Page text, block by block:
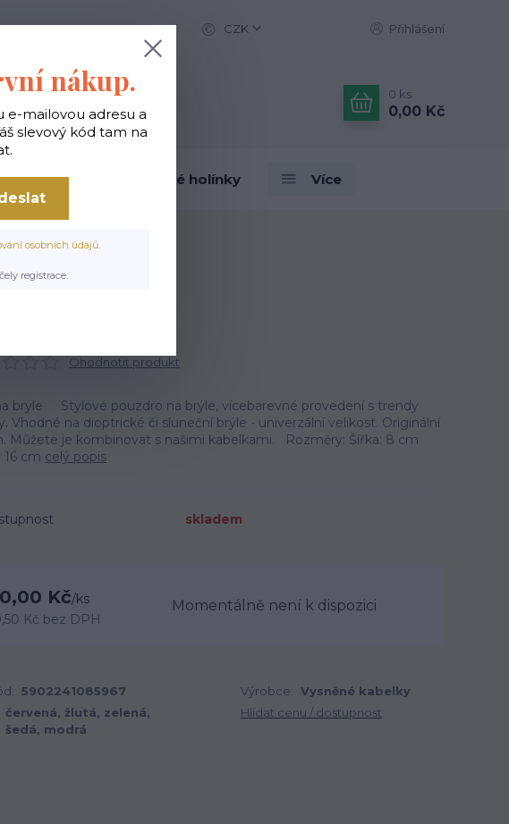
CZK Přihlášení
0 ks
0,00 Kč
Doplňky Designové holínky Více
Ohodnotit produkt
bryle Stylové pouzdro na brýle, vícebarevné provedení s trendy
Vhodné na dioptrické či sluneční brýle - univerzální velikost. Originální
Můžete je kombinovat s našimi kabelkami. Rozměry: Šířka: 8 cm
16 cm celý popis
skladem
Kč/ks
Kč bez DPH
Momentálně není k dispozici
5902241085967 Výrobce: Vysněné kabelky
červená, žlutá, zelená,
šedá, modrá
Hlídat cenu / dostupnost
nákup.
e-mailovou adresu a
slevový kód tam na
osobních údajů.
registrace.